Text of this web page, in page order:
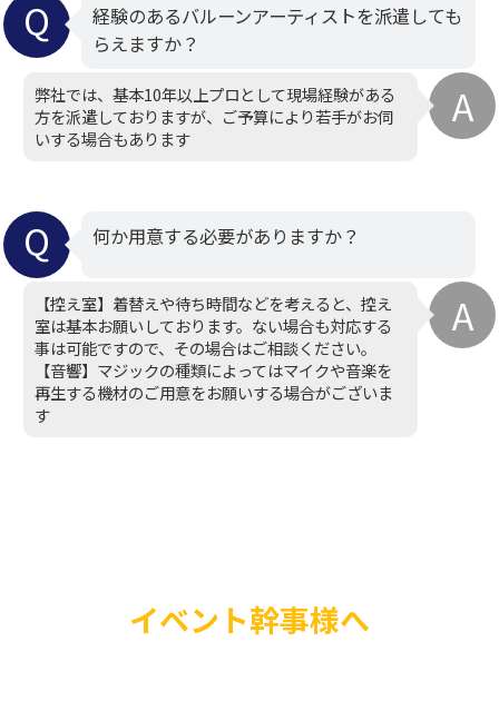
経験のあるバルーンアーティストを派遣しても
らえますか？
弊社では、基本10年以上プロとして現場経験がある
方を派遣しておりますが、ご予算により若手がお伺
いする場合もあります
何か用意する必要がありますか？
【控え室】着替えや待ち時間などを考えると、控え
室は基本お願いしております。ない場合も対応する
事は可能ですので、その場合はご相談ください。
【音響】マジックの種類によってはマイクや音楽を
再生する機材のご用意をお願いする場合がございま
す
イベント幹事様へ